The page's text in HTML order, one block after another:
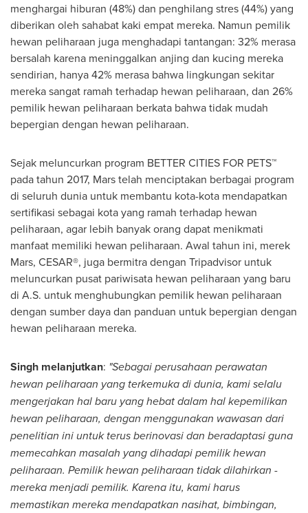
menghargai hiburan (48%) dan penghilang stres (44%) yang
diberikan oleh sahabat kaki empat mereka. Namun pemilik
hewan peliharaan juga menghadapi tantangan: 32% merasa
bersalah karena meninggalkan anjing dan kucing mereka
sendirian, hanya 42% merasa bahwa lingkungan sekitar
mereka sangat ramah terhadap hewan peliharaan, dan 26%
pemilik hewan peliharaan berkata bahwa tidak mudah
bepergian dengan hewan peliharaan.
Sejak meluncurkan program BETTER CITIES FOR PETS™
pada tahun 2017, Mars telah menciptakan berbagai program
di seluruh dunia untuk membantu kota-kota mendapatkan
sertifikasi sebagai kota yang ramah terhadap hewan
peliharaan, agar lebih banyak orang dapat menikmati
manfaat memiliki hewan peliharaan. Awal tahun ini, merek
Mars, CESAR®, juga bermitra dengan Tripadvisor untuk
meluncurkan pusat pariwisata hewan peliharaan yang baru
di A.S. untuk menghubungkan pemilik hewan peliharaan
dengan sumber daya dan panduan untuk bepergian dengan
hewan peliharaan mereka.
Singh melanjutkan: "Sebagai perusahaan perawatan
hewan peliharaan yang terkemuka di dunia, kami selalu
mengerjakan hal baru yang hebat dalam hal kepemilikan
hewan peliharaan, dengan menggunakan wawasan dari
penelitian ini untuk terus berinovasi dan beradaptasi guna
memecahkan masalah yang dihadapi pemilik hewan
peliharaan. Pemilik hewan peliharaan tidak dilahirkan -
mereka menjadi pemilik. Karena itu, kami harus
memastikan mereka mendapatkan nasihat, bimbingan,